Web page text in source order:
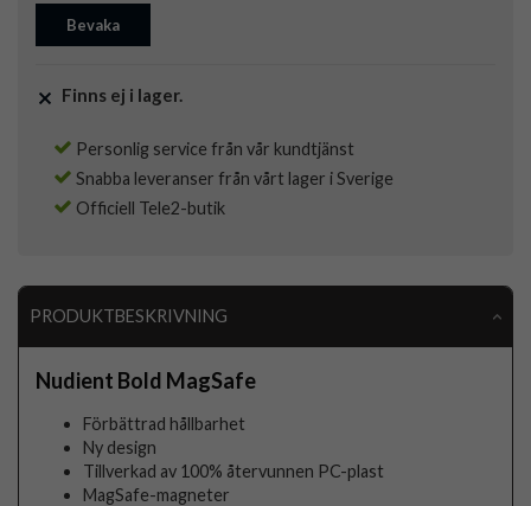
Bevaka
Finns ej i lager.
Personlig service från vår kundtjänst
Snabba leveranser från vårt lager i Sverige
Officiell Tele2-butik
PRODUKTBESKRIVNING
Nudient Bold MagSafe
Förbättrad hållbarhet
Ny design
Tillverkad av 100% återvunnen PC-plast
MagSafe-magneter